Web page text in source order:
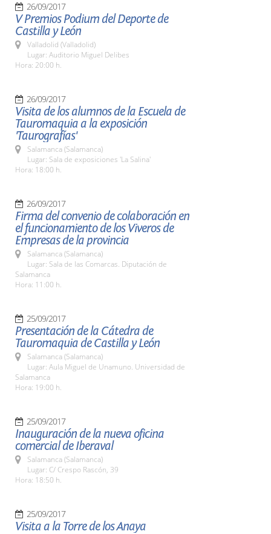
26/09/2017
V Premios Podium del Deporte de
Castilla y León
Valladolid (Valladolid)
Lugar: Auditorio Miguel Delibes
Hora: 20:00 h.
26/09/2017
Visita de los alumnos de la Escuela de
Tauromaquia a la exposición
'Taurografías'
Salamanca (Salamanca)
Lugar: Sala de exposiciones 'La Salina'
Hora: 18:00 h.
26/09/2017
Firma del convenio de colaboración en
el funcionamiento de los Viveros de
Empresas de la provincia
Salamanca (Salamanca)
Lugar: Sala de las Comarcas. Diputación de
Salamanca
Hora: 11:00 h.
25/09/2017
Presentación de la Cátedra de
Tauromaquia de Castilla y León
Salamanca (Salamanca)
Lugar: Aula Miguel de Unamuno. Universidad de
Salamanca
Hora: 19:00 h.
25/09/2017
Inauguración de la nueva oficina
comercial de Iberaval
Salamanca (Salamanca)
Lugar: C/ Crespo Rascón, 39
Hora: 18:50 h.
25/09/2017
Visita a la Torre de los Anaya